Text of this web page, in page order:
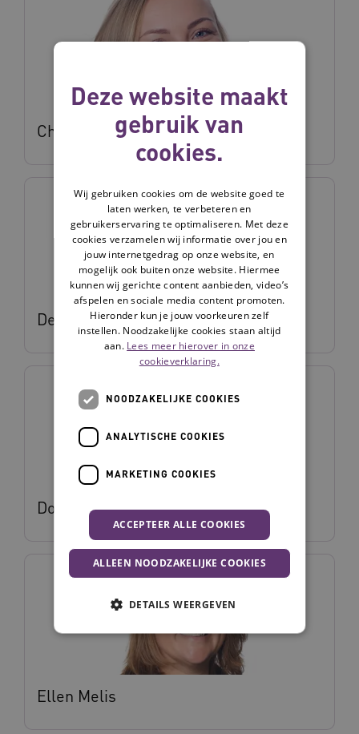
Charlotte Stevens
Deanne Verkroost
Dorien Vonhof
Ellen Melis
Deze website maakt
gebruik van
cookies.
Wij gebruiken cookies om de website goed te
laten werken, te verbeteren en
gebruikerservaring te optimaliseren. Met deze
cookies verzamelen wij informatie over jou en
jouw internetgedrag op onze website, en
mogelijk ook buiten onze website. Hiermee
kunnen wij gerichte content aanbieden, video’s
afspelen en sociale media content promoten.
Hieronder kun je jouw voorkeuren zelf
instellen. Noodzakelijke cookies staan altijd
aan. Lees meer hierover in onze
cookieverklaring.
NOODZAKELIJKE COOKIES
ANALYTISCHE COOKIES
MARKETING COOKIES
ACCEPTEER ALLE COOKIES
ALLEEN NOODZAKELIJKE COOKIES
DETAILS WEERGEVEN
Noodzakelijke cookies
Analytische cookies